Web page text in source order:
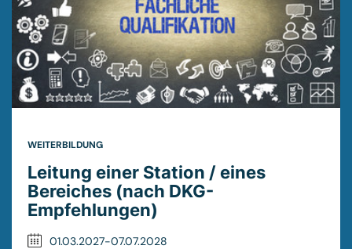
13.10.-15.10.2025
24.11.-26.11.2025
10.02.2026
Prüfung 11.02.2026
(Klausur und Hausarbeit) erlangen Sie den Abschluss
Wundexperte® (ICW). Das Zertifikat ist 5 Jahre gültig. Eine
Erneuerung des Zertifikats erfolgt durch das jährliche
Sammeln von Fortbildungspunkten. So weisen Sie nach,
dass Ihr Wissen und Ihre Fähigkeiten in diesem Fachgebiet
aktuell sind.
WEITERBILDUNG
Leitung einer Station / eines
Bereiches (nach DKG-
Empfehlungen)
01.03.2027-07.07.2028